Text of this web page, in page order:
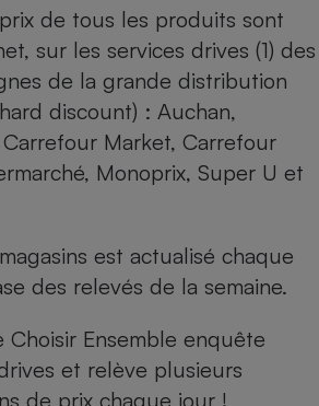
de tous les produits sont
sur les services drives (1) des
de la grande distribution
discount) : Auchan,
Market, Carrefour
Monoprix, Super U et
est actualisé chaque
des relevés de la semaine.
Choisir Ensemble enquête
et relève plusieurs
de prix chaque jour !